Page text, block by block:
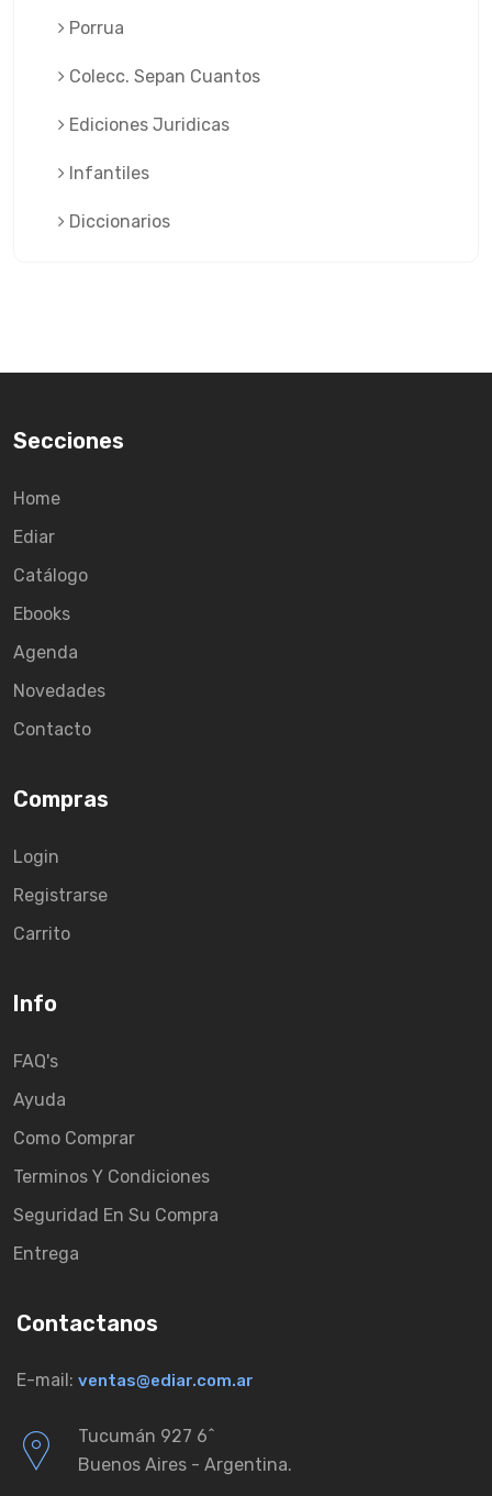
Porrua
Colecc. Sepan Cuantos
Ediciones Juridicas
Infantiles
Diccionarios
Secciones
Home
Ediar
Catálogo
Ebooks
Agenda
Novedades
Contacto
Compras
Login
Registrarse
Carrito
Info
FAQ's
Ayuda
Como Comprar
Terminos Y Condiciones
Seguridad En Su Compra
Entrega
Contactanos
E-mail: ventas@ediar.com.ar
Tucumán 927 6ˆ
Buenos Aires - Argentina.